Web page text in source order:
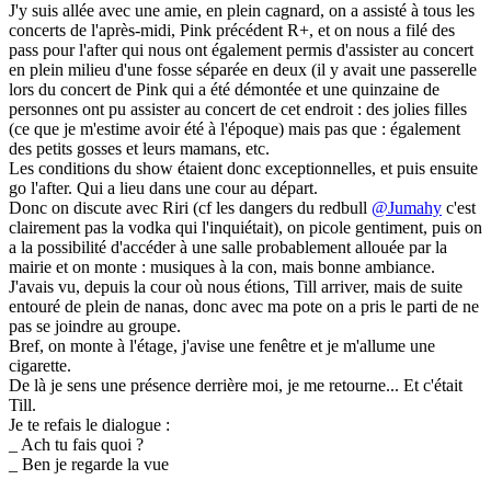
J'y suis allée avec une amie, en plein cagnard, on a assisté à tous les
concerts de l'après-midi, Pink précédent R+, et on nous a filé des
pass pour l'after qui nous ont également permis d'assister au concert
en plein milieu d'une fosse séparée en deux (il y avait une passerelle
lors du concert de Pink qui a été démontée et une quinzaine de
personnes ont pu assister au concert de cet endroit : des jolies filles
(ce que je m'estime avoir été à l'époque) mais pas que : également
des petits gosses et leurs mamans, etc.
Les conditions du show étaient donc exceptionnelles, et puis ensuite
go l'after. Qui a lieu dans une cour au départ.
Donc on discute avec Riri (cf les dangers du redbull @Jumahy c'est
clairement pas la vodka qui l'inquiétait), on picole gentiment, puis on
a la possibilité d'accéder à une salle probablement allouée par la
mairie et on monte : musiques à la con, mais bonne ambiance.
J'avais vu, depuis la cour où nous étions, Till arriver, mais de suite
entouré de plein de nanas, donc avec ma pote on a pris le parti de ne
pas se joindre au groupe.
Bref, on monte à l'étage, j'avise une fenêtre et je m'allume une
cigarette.
De là je sens une présence derrière moi, je me retourne... Et c'était
Till.
Je te refais le dialogue :
_ Ach tu fais quoi ?
_ Ben je regarde la vue